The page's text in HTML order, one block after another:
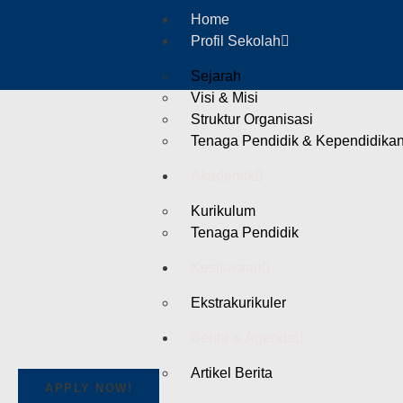
Home
Profil Sekolah
Sejarah
Visi & Misi
Struktur Organisasi
Tenaga Pendidik &
Kurikulum
Tenaga Pendidik
Ekstrakurikuler
Artikel Berita
APPLY NOW!